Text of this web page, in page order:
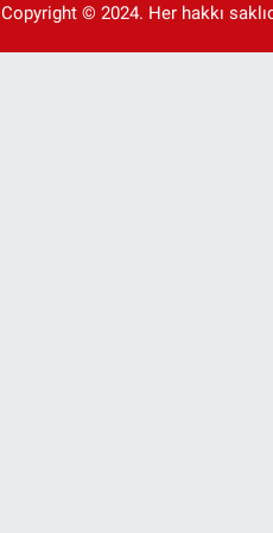
Copyright © 2024. Her hakkı